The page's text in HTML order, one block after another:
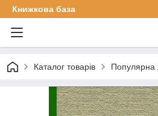
Книжкова база
Каталог товарів Популярна